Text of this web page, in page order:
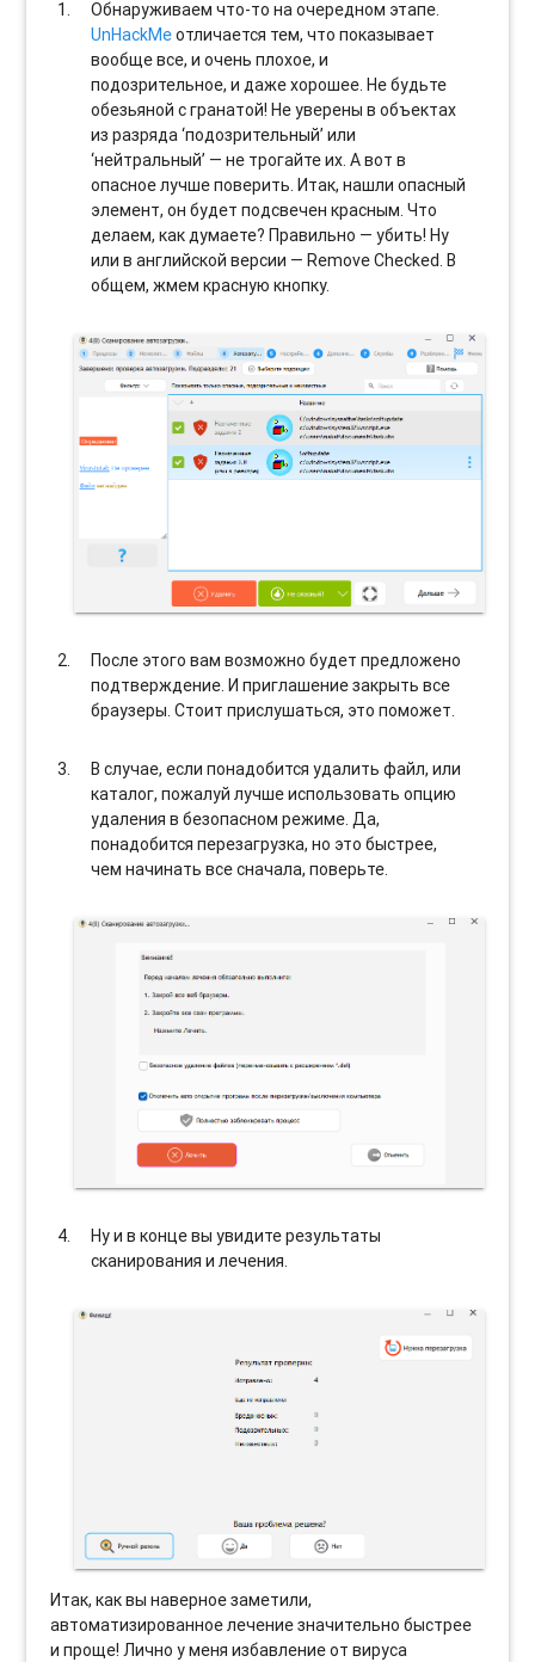
Обнаруживаем что-то на очередном этапе.
UnHackMeотличается тем, что показывает
вообще все, и очень плохое, и
подозрительное, и даже хорошее. Не будьте
обезьяной с гранатой! Не уверены в объектах
из разряда ‘подозрительный’ или
‘нейтральный’ — не трогайте их. А вот в
опасное лучше поверить. Итак, нашли опасный
элемент, он будет подсвечен красным. Что
делаем, как думаете? Правильно — убить! Ну
или в английской версии — Remove Checked. В
общем, жмем красную кнопку.
После этого вам возможно будет предложено
подтверждение. И приглашение закрыть все
браузеры. Стоит прислушаться, это поможет.
В случае, если понадобится удалить файл, или
каталог, пожалуй лучше использовать опцию
удаления в безопасном режиме. Да,
понадобится перезагрузка, но это быстрее,
чем начинать все сначала, поверьте.
Ну и в конце вы увидите результаты
сканирования и лечения.
Итак, как вы наверное заметили,
автоматизированное лечение значительно быстрее
и проще! Лично у меня избавление от вируса